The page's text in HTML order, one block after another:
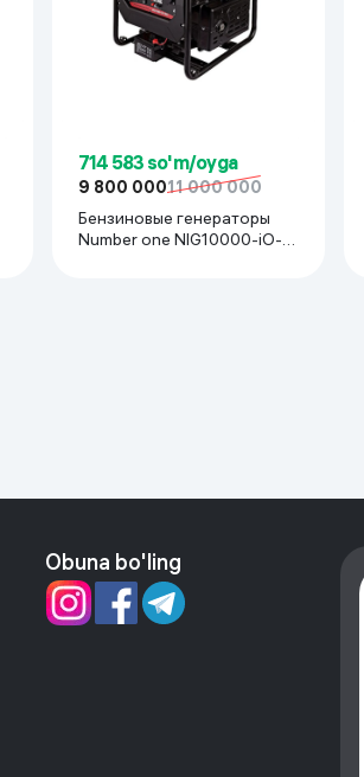
714 583 so'm/oyga
9 800 00011 000 000
Бензиновые генераторы
Number one NIG10000-iO-
Obuna bo'ling